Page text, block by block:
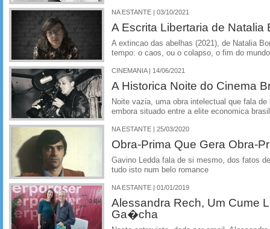
NA ESTANTE | 03/10/2021
A Escrita Libertaria de Natalia
A extincao das abelhas (2021), de Natalia
tempo: o caos, ou o colapso, o fim do mundo
CINEMANIA | 14/06/2021
A Historica Noite do Cinema
Noite vazia, uma obra intelectual que fala
embora situado entre a elite economica
NA ESTANTE | 25/03/2020
Obra-Prima Que Gera Obra-
Gavino Ledda fala de si mesmo, dos fatos
tudo isto num belo romance
NA ESTANTE | 01/01/2019
Alessandra Rech, Um Cume
Ga�cha